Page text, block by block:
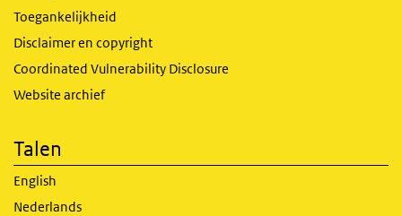
Toegankelijkheid
Disclaimer en copyright
Coordinated Vulnerability Disclosure
Website archief
Talen
English
Nederlands